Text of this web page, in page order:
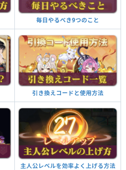
毎日やるべき9つのこと
引き換えコードと使用方法
主人公レベルを効率よく上げる方法